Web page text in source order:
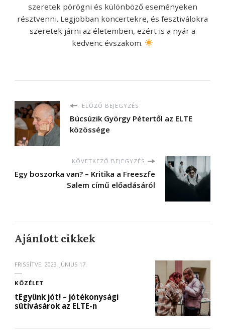
szeretek pörögni és különböző eseményeken
résztvenni. Legjobban koncertekre, és fesztiválokra
szeretek járni az életemben, ezért is a nyár a
kedvenc évszakom.
ELŐZŐ BEJEGYZÉS
Búcsúzik György Pétertől az ELTE
közössége
KÖVETKEZŐ BEJEGYZÉS
Egy boszorka van? – Kritika a Freeszfe
Salem című előadásáról
Ajánlott cikkek
FRISSÍTVE: 2023. JÚNIUS 17.
KÖZÉLET
tEgyünk jót! – jótékonysági
sütivásárok az ELTE-n